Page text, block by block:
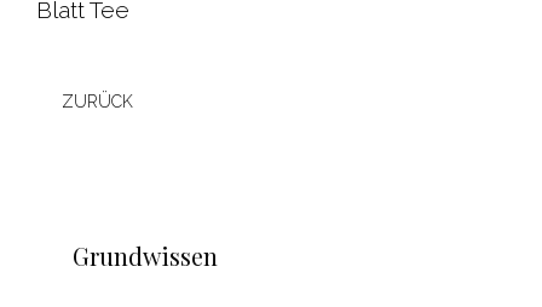
Blatt Tee
ZURÜCK
Grundwissen